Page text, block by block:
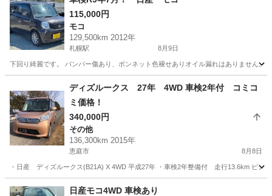
115,000円
モコ
129,500km 2012年
札幌駅 8月9日
下回り綺麗です。 バンパー傷あり、ボンネット色褪せありオイル漏れはありません
札幌駅
ディズルークス 27年 4WD 車検2年付 コミコ
ミ価格！
340,000円
その他
136,300km 2015年
恵庭市 8月8日
・日産 ディズルークス(B21A) X 4WD 平成27年 ・車検2年整備付 走行13.6km ピ
北海道 恵庭市 その他 4WD
日産モコ4WD 車検あり